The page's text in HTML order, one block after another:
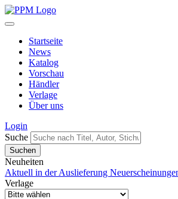
Startseite
News
Katalog
Vorschau
Händler
Verlage
Über uns
Login
Suche
Neuheiten
Aktuell in der Auslieferung
Verlage